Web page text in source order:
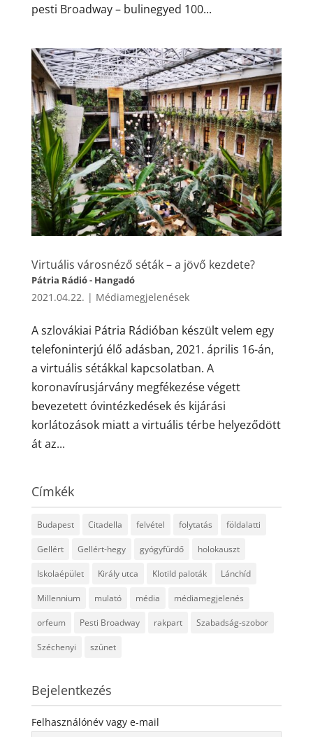
pesti Broadway – bulinegyed 100...
Virtuális városnéző séták – a jövő kezdete?
Pátria Rádió - Hangadó
2021.04.22. | Médiamegjelenések
A szlovákiai Pátria Rádióban készült velem egy
telefoninterjú élő adásban, 2021. április 16-án,
a virtuális sétákkal kapcsolatban. A
koronavírusjárvány megfékezése végett
bevezetett óvintézkedések és kijárási
korlátozások miatt a virtuális térbe helyeződött
át az...
Címkék
Budapest Citadella felvétel folytatás földalatti
Gellért Gellért-hegy gyógyfürdő holokauszt
Iskolaépület Király utca Klotild paloták Lánchíd
Millennium mulató média médiamegjelenés
orfeum Pesti Broadway rakpart Szabadság-szobor
Széchenyi szünet
Bejelentkezés
Felhasználónév vagy e-mail